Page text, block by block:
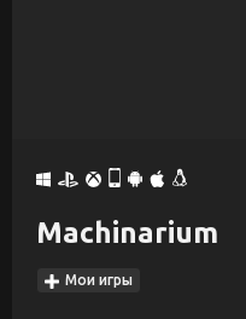
Machinarium
Мои игры